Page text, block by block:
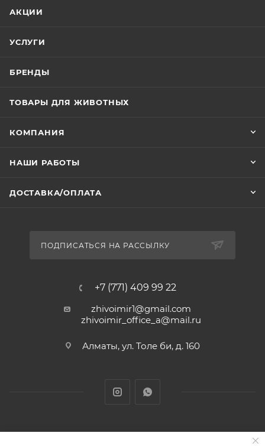
применению с первых дней жизни. Способствует
зубов и других структур, активно нуждающихся в
стачивать острые зубы и удовлетворять потребность
крепления в клетке.
АКЦИИ
УСЛУГИ
БРЕНДЫ
ТОВАРЫ ДЛЯ ЖИВОТНЫХ
КОМПАНИЯ
НАШИ РАБОТЫ
ДОСТАВКА/ОПЛАТА
ПОДПИСАТЬСЯ НА РАССЫЛКУ
+7 (771) 409 99 22
zhivoimir1@gmail.com
zhivoimir_office_a@mail.ru
Алматы, ул. Толе би, д. 160